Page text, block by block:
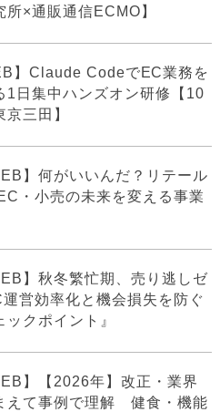
所×通販通信ECMO】
】Claude CodeでEC業務を
1日集中ハンズオン研修【10
三田】
】何がいいんだ？リテール
・小売の未来を変える事業
】秋冬繁忙期、売り逃しゼ
運営効率化と機会損失を防ぐ
ックポイント』
】【2026年】改正・業界
えて事例で理解 健食・機能